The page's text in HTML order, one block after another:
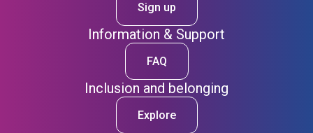
Sign up
Information & Support
FAQ
Inclusion and belonging
Explore